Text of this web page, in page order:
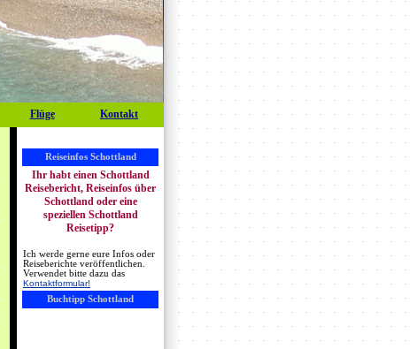
Flüge
Kontakt
Reiseinfos Schottland
Ihr habt einen Schottland
Reisebericht, Reiseinfos über
Schottland oder eine
speziellen Schottland
Reisetipp?
Ich werde gerne eure Infos oder
Reiseberichte veröffentlichen.
Verwendet bitte dazu das
Kontaktformular!
Buchtipp Schottland